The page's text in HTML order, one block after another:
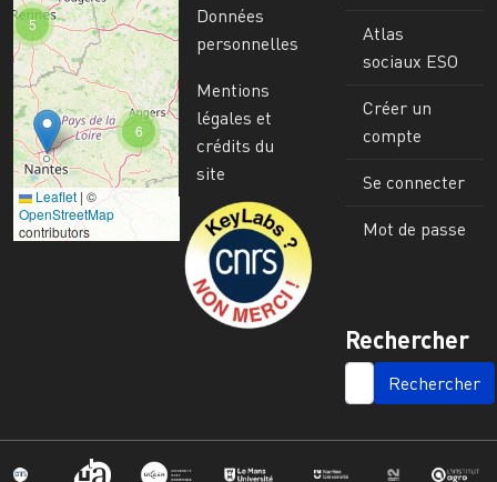
6
5
Leaflet | ©
OpenStreetMap
contributors
Données
personnelles
Mentions
légales et
crédits du
site
Image
Atlas
sociaux ESO
Créer un
compte
Se connecter
Mot de passe
Rechercher
SEARCH